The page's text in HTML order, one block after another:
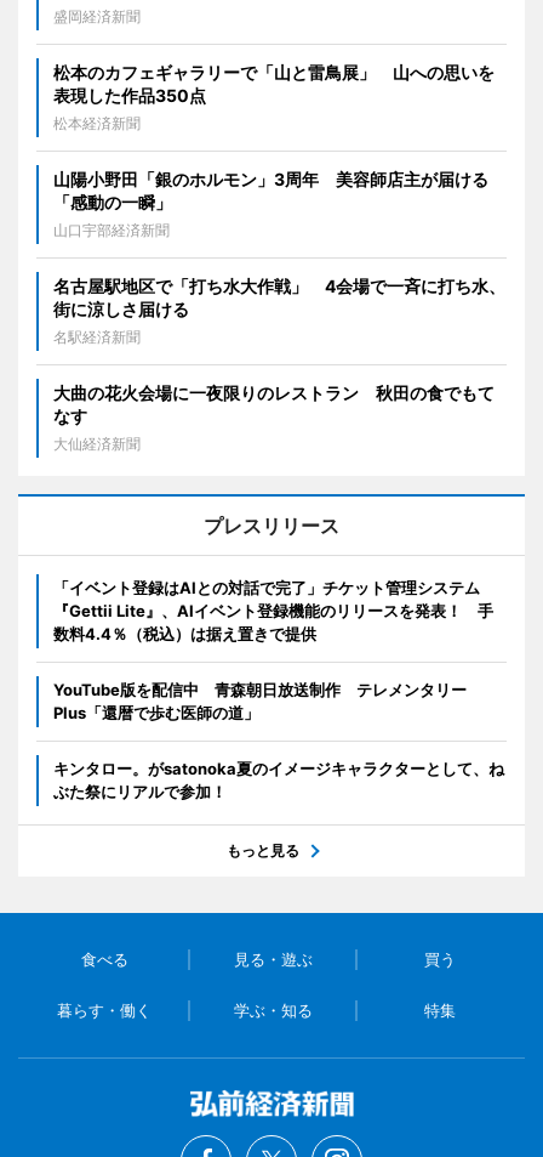
盛岡経済新聞
松本のカフェギャラリーで「山と雷鳥展」 山への思いを
表現した作品350点
松本経済新聞
山陽小野田「銀のホルモン」3周年 美容師店主が届ける
「感動の一瞬」
山口宇部経済新聞
名古屋駅地区で「打ち水大作戦」 4会場で一斉に打ち水、
街に涼しさ届ける
名駅経済新聞
大曲の花火会場に一夜限りのレストラン 秋田の食でもて
なす
大仙経済新聞
プレスリリース
「イベント登録はAIとの対話で完了」チケット管理システム
『Gettii Lite』、AIイベント登録機能のリリースを発表！ 手
数料4.4％（税込）は据え置きで提供
YouTube版を配信中 青森朝日放送制作 テレメンタリー
Plus「還暦で歩む医師の道」
キンタロー。がsatonoka夏のイメージキャラクターとして、ね
ぶた祭にリアルで参加！
もっと見る
食べる 見る・遊ぶ 買う
暮らす・働く 学ぶ・知る 特集